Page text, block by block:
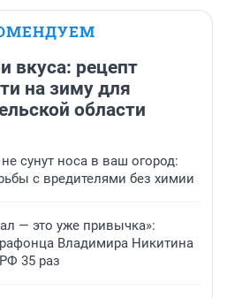
вкуса: рецепт
на зиму для
области
сунут носа в ваш огород:
с вредителями без химии
— это уже привычка»:
Владимира Никитина
35 раз